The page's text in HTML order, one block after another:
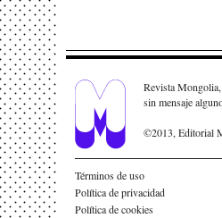
Revista
sin mensaje
©2013, Editorial
Términos de uso
Política de privacidad
Política de cookies